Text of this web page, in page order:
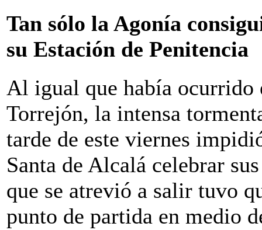
Tan sólo la Agonía
su Estación de Penitencia
Al igual que había ocurrido
Torrejón, la intensa
tarde de este viernes
Santa de Alcalá celebrar
que se atrevió a salir tuvo
punto de partida en medio